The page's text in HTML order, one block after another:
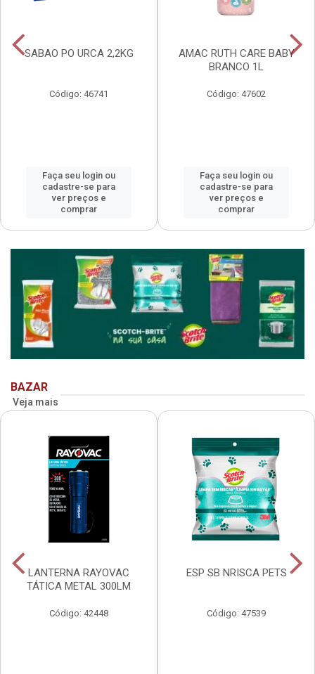
SABAO PO URCA 2,2KG
Código: 46741
Faça seu login ou
cadastre-se para
ver preços e
comprar
AMAC RUTH CARE BABY
BRANCO 1L
Código: 47602
Faça seu login ou
cadastre-se para
ver preços e
comprar
BAZAR
Veja mais
LANTERNA RAYOVAC
TÁTICA METAL 300LM
Código: 42448
ESP SB NRISCA PETS
Código: 47539